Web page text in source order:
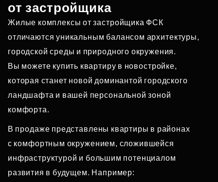
от застройщика
Жилые комплексы от застройщика ФСК
отличаются уникальным балансом архитектуры,
городской среды и природного окружения.
Вы можете купить квартиру в новостройке,
которая станет новой доминантой городского
ландшафта и вашей персональной зоной
комфорта.
В продаже представлены квартиры в районах
с комфортным окружением, сложившейся
инфраструктурой и большим потенциалом
развития в будущем. Например: